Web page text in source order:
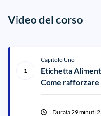
Video del corso
1
Capitolo Uno
Etichetta
Come rafforzare
Durata 29 minuti